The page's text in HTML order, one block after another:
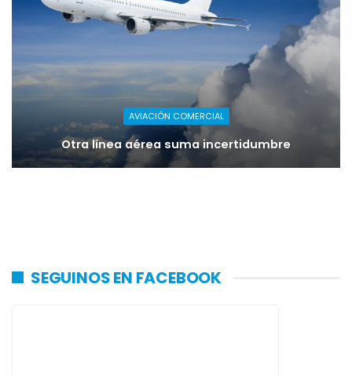
AVIACIÓN COMERCIAL
Otra línea aérea suma incertidumbre
SEGUINOS EN FACEBOOK